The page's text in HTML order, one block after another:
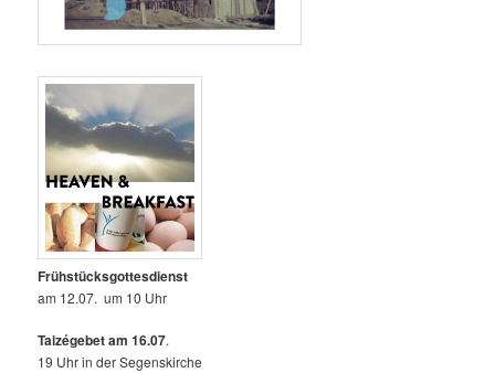
Frühstücksgottesdienst
am 12.07. um 10 Uhr
Taizégebet am 16.07.
19 Uhr in der Segenskirche